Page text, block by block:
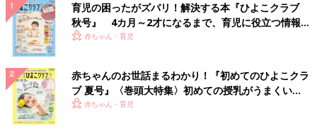
育児の困ったがズバリ！解決する本『ひよこクラブ
秋号』 4カ月～2才になるまで、育児に役立つ情報が
いっぱい！
赤ちゃん・育児
赤ちゃんのお世話まるわかり！『初めてのひよこクラ
ブ 夏号』〈巻頭大特集〉初めての授乳がうまくい
く！ おっぱい・ミルクの基本と夏のトラブル 解決テ
赤ちゃん・育児